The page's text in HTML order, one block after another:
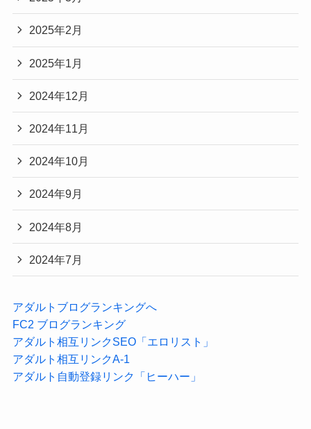
2025年2月
2025年1月
2024年12月
2024年11月
2024年10月
2024年9月
2024年8月
2024年7月
アダルトブログランキングへ
FC2 ブログランキング
アダルト相互リンクSEO「エロリスト」
アダルト相互リンクA-1
アダルト自動登録リンク「ヒーハー」